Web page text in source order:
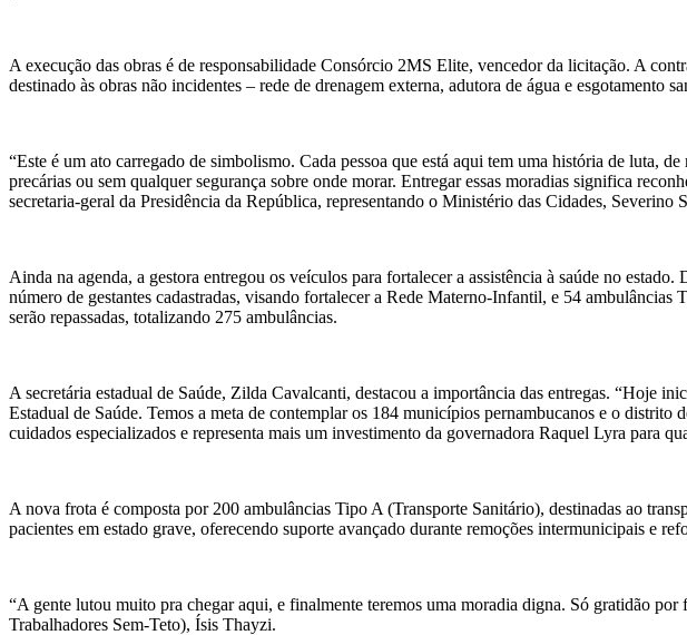
A execução das obras é de responsabilidade Consórcio 2MS Elite, vencedor da licitação. A
destinado às obras não incidentes – rede de drenagem externa, adutora de água e esgotamento
“Este é um ato carregado de simbolismo. Cada pessoa que está aqui tem uma história de luta,
precárias ou sem qualquer segurança sobre onde morar. Entregar essas moradias significa
secretaria-geral da Presidência da República, representando o Ministério das Cidades, Severino
Ainda na agenda, a gestora entregou os veículos para fortalecer a assistência à saúde no
número de gestantes cadastradas, visando fortalecer a Rede Materno-Infantil, e 54
serão repassadas, totalizando 275 ambulâncias.
A secretária estadual de Saúde, Zilda Cavalcanti, destacou a importância das entregas. “Hoje
Estadual de Saúde. Temos a meta de contemplar os 184 municípios pernambucanos e o
cuidados especializados e representa mais um investimento da governadora Raquel Lyra para
A nova frota é composta por 200 ambulâncias Tipo A (Transporte Sanitário), destinadas ao
pacientes em estado grave, oferecendo suporte avançado durante remoções intermunicipais e
“A gente lutou muito pra chegar aqui, e finalmente teremos uma moradia digna. Só gratidão
Trabalhadores Sem-Teto), Ísis Thayzi.